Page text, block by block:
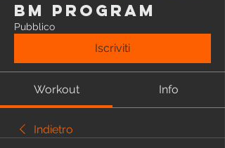
BM Program
Pubblico
Iscriviti
Workout Info
Indietro